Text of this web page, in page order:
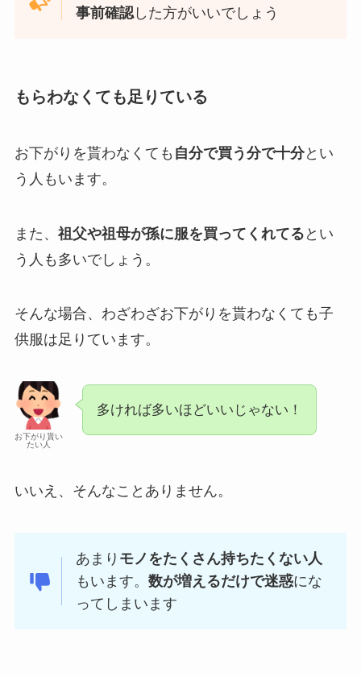
事前確認した方がいいでしょう
もらわなくても足りている
お下がりを貰わなくても 自分で買う分で十分とい
う人もいます。
また、 祖父や祖母が孫に服を買ってくれてる とい
う人も多いでしょう。
そんな場合、わざわざお下がりを貰わなくても子
供服は足りています。
お下がり貰い
たい人
多ければ多いほどいいじゃない！
いいえ、そんなことありません。
あまり モノをたくさん持ちたくない人
もいます。数が増えるだけで迷惑にな
ってしまいます